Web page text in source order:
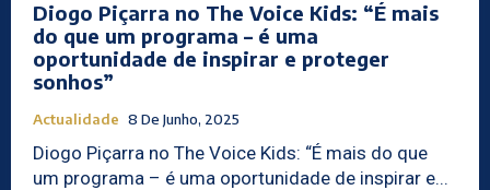
Diogo Piçarra no The Voice Kids: “É mais
do que um programa – é uma
oportunidade de inspirar e proteger
sonhos”
Actualidade 8 De Junho, 2025
Diogo Piçarra no The Voice Kids: “É mais do que
um programa – é uma oportunidade de inspirar e...